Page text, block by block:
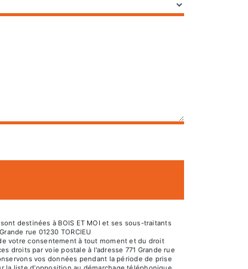
destinées à BOIS ET MOI et ses sous-traitants
rue 01230 TORCIEU
votre consentement à tout moment et du droit
droits par voie postale à l'adresse 771 Grande rue
vos données pendant la période de prise